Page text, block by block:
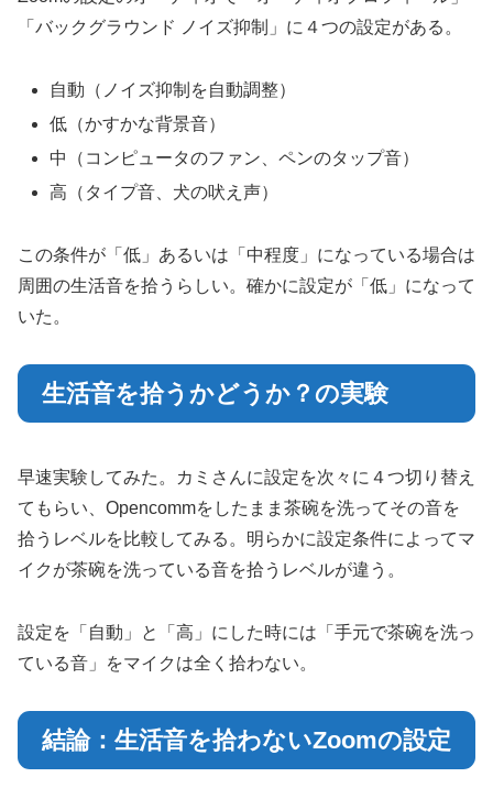
「バックグラウンド ノイズ抑制」に４つの設定がある。
自動（ノイズ抑制を自動調整）
低（かすかな背景音）
中（コンピュータのファン、ペンのタップ音）
高（タイプ音、犬の吠え声）
この条件が「低」あるいは「中程度」になっている場合は
周囲の生活音を拾うらしい。確かに設定が「低」になって
いた。
生活音を拾うかどうか？の実験
早速実験してみた。カミさんに設定を次々に４つ切り替え
てもらい、Opencommをしたまま茶碗を洗ってその音を
拾うレベルを比較してみる。明らかに設定条件によってマ
イクが茶碗を洗っている音を拾うレベルが違う。
設定を「自動」と「高」にした時には「手元で茶碗を洗っ
ている音」をマイクは全く拾わない。
結論：生活音を拾わないZoomの設定